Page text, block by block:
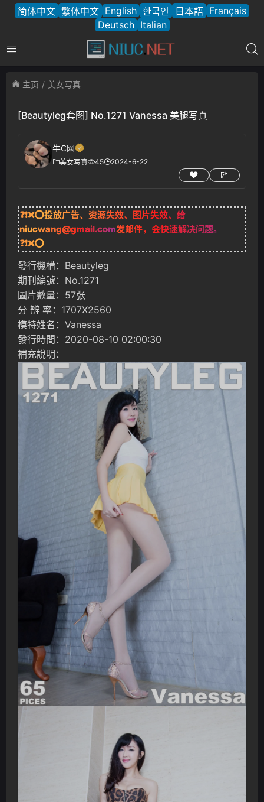
简体中文 繁体中文 English 한국인 日本語 Français
Deutsch Italian
主页 美女写真
[Beautyleg套图] No.1271 Vanessa 美腿写真
牛C网
美女写真 45 2024-6-22
❓❗❌⭕投放广告、资源失效、图片失效、给
niucwang@gmail.com发邮件，会快速解决问题。
❓❗❌⭕
發行機構：Beautyleg
期刊編號：No.1271
圖片數量：57张
分 辨 率：1707X2560
模特姓名：Vanessa
發行時間：2020-08-10 02:00:30
補充說明：